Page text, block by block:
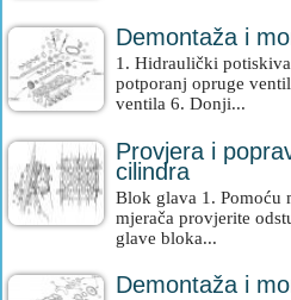
Demontaža i
1. Hidraulički
potporanj opruge
ventila 6. Donji...
Provjera i
cilindra
Blok glava 1. Pomoću
mjerača provjerite
glave bloka...
Demontaža i